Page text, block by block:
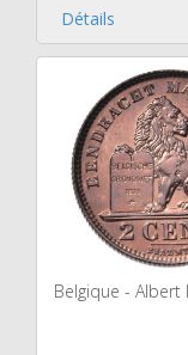
Détails
Belgique - Albert